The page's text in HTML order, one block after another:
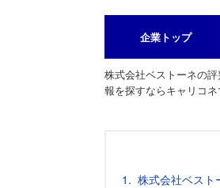
企業トップ
株式会社ベストーネの
報を探すならキャリコネ
株式会社ベスト